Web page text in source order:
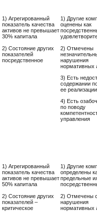
1) Агрегированный
показатель качества
активов не превышает
30% капитала
2) Состояние других
показателей
посредственное
1) Другие
оценены как
2) Отмечены
нарушения
нормативных
3) Есть
содержании
ее реализации
4) Есть
по поводу
управления
1) Агрегированный
показатель качества
активов не превышает
50% капитала
2) Состояние других
показателей –
критическое
1) Другие
определены
предельные
2) Отмечены
нарушения
нормативных